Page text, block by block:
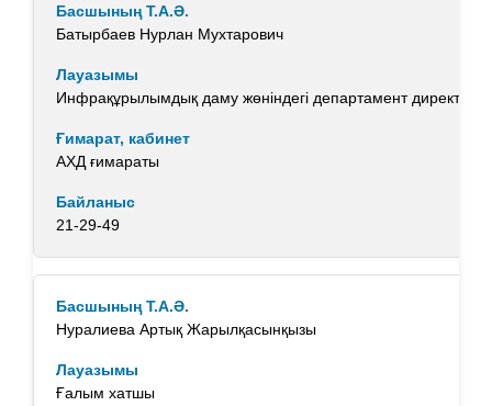
Батырбаев Нурлан Мухтарович
Инфрақұрылымдық даму жөніндегі департамент директоры
АХД ғимараты
21-29-49
Нуралиева Артық Жарылқасынқызы
Ғалым хатшы